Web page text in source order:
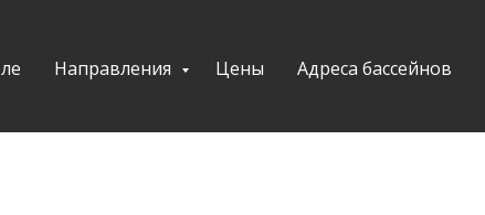
Направления Цены Адреса бассейнов